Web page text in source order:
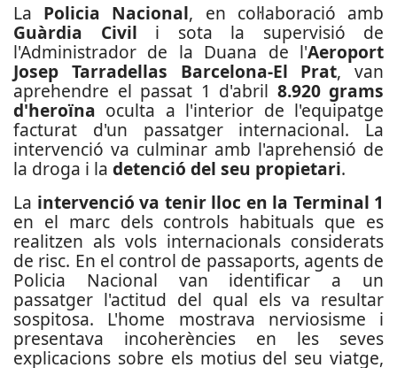
La Policia Nacional, en col·laboració amb
Guàrdia Civil i sota la supervisió de
l'Administrador de la Duana de l'Aeroport
Josep Tarradellas Barcelona-El Prat, van
aprehendre el passat 1 d'abril 8.920 grams
d'heroïna oculta a l'interior de l'equipatge
facturat d'un passatger internacional. La
intervenció va culminar amb l'aprehensió de
la droga i la detenció del seu propietari.
La intervenció va tenir lloc en la Terminal 1
en el marc dels controls habituals que es
realitzen als vols internacionals considerats
de risc. En el control de passaports, agents de
Policia Nacional van identificar a un
passatger l'actitud del qual els va resultar
sospitosa. L'home mostrava nerviosisme i
presentava incoherències en les seves
explicacions sobre els motius del seu viatge,